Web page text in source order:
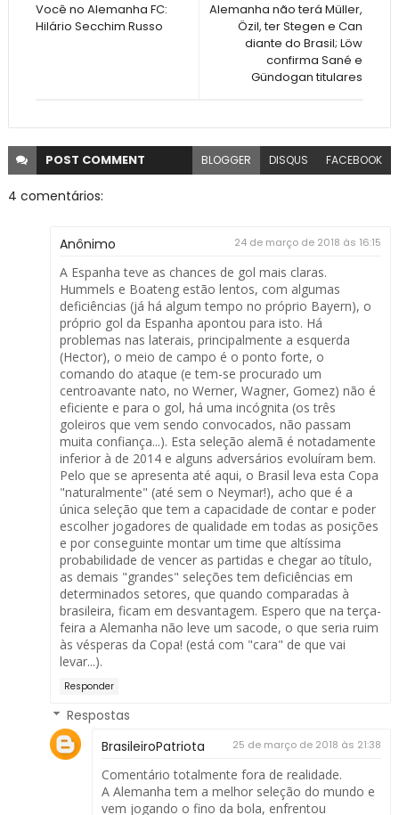
Alemanha não terá Müller,
Özil, ter Stegen e Can
diante do Brasil; Löw
confirma Sané e
Gündogan titulares
Você no Alemanha FC:
Hilário Secchim Russo
POST COMMENT BLOGGER DISQUS FACEBOOK
4 comentários:
Anônimo 24 de março de 2018 às 16:15
A Espanha teve as chances de gol mais claras.
Hummels e Boateng estão lentos, com algumas
deficiências (já há algum tempo no próprio Bayern), o
próprio gol da Espanha apontou para isto. Há
problemas nas laterais, principalmente a esquerda
(Hector), o meio de campo é o ponto forte, o
comando do ataque (e tem-se procurado um
centroavante nato, no Werner, Wagner, Gomez) não é
eficiente e para o gol, há uma incógnita (os três
goleiros que vem sendo convocados, não passam
muita confiança...). Esta seleção alemã é notadamente
inferior à de 2014 e alguns adversários evoluíram bem.
Pelo que se apresenta até aqui, o Brasil leva esta Copa
"naturalmente" (até sem o Neymar!), acho que é a
única seleção que tem a capacidade de contar e poder
escolher jogadores de qualidade em todas as posições
e por conseguinte montar um time que altíssima
probabilidade de vencer as partidas e chegar ao título,
as demais "grandes" seleções tem deficiências em
determinados setores, que quando comparadas à
brasileira, ficam em desvantagem. Espero que na terça-
feira a Alemanha não leve um sacode, o que seria ruim
às vésperas da Copa! (está com "cara" de que vai
levar...).
Responder
Respostas
BrasileiroPatriota
25 de março de 2018 às 21:38
Comentário totalmente fora de realidade.
A Alemanha tem a melhor seleção do mundo e
vem jogando o fino da bola, enfrentou